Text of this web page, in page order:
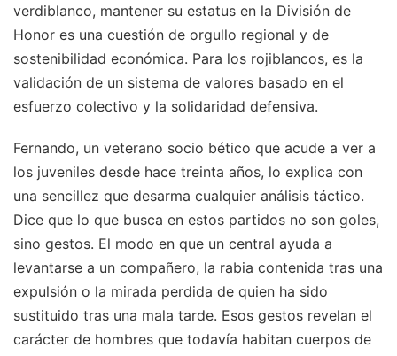
verdiblanco, mantener su estatus en la División de
Honor es una cuestión de orgullo regional y de
sostenibilidad económica. Para los rojiblancos, es la
validación de un sistema de valores basado en el
esfuerzo colectivo y la solidaridad defensiva.
Fernando, un veterano socio bético que acude a ver a
los juveniles desde hace treinta años, lo explica con
una sencillez que desarma cualquier análisis táctico.
Dice que lo que busca en estos partidos no son goles,
sino gestos. El modo en que un central ayuda a
levantarse a un compañero, la rabia contenida tras una
expulsión o la mirada perdida de quien ha sido
sustituido tras una mala tarde. Esos gestos revelan el
carácter de hombres que todavía habitan cuerpos de